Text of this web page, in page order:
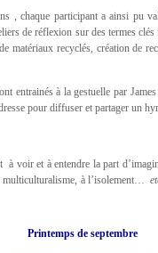
, chaque participant a ainsi
de réflexion sur des termes
matériaux recyclés, création de
entrainés à la gestuelle par
pour diffuser et partager un
voir et à entendre la part
multiculturalisme, à l’isolement…
Printemps de septembre